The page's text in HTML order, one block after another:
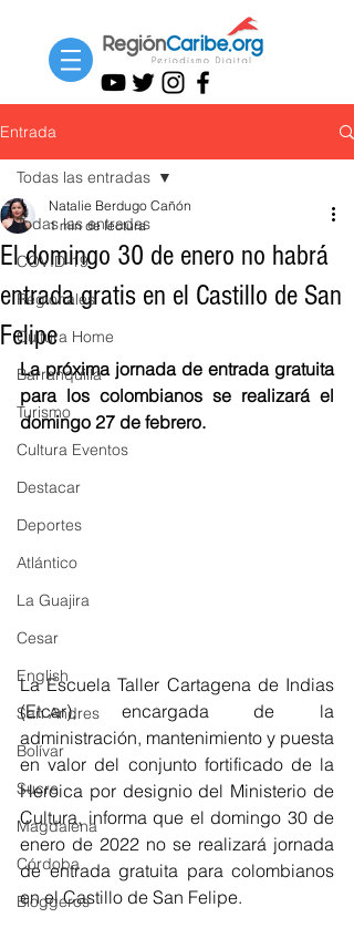
Entrada
Todas las entradas
COVID-19
Regionales
Cultura Home
Barranquilla
Turismo
Cultura Eventos
Destacar
Deportes
Atlántico
La Guajira
Cesar
English
San Andres
Bolívar
Sucre
Magdalena
Córdoba
Bloggeros
Todas las entradas
El domingo 30 de enero no habrá
entrada gratis en el Castillo de San
Felipe
Natalie Berdugo Cañón
1 min de lectura
La próxima jornada de entrada gratuita
para los colombianos se realizará el
domingo 27 de febrero.
La Escuela Taller Cartagena de Indias
(Etcar), encargada de la
administración, mantenimiento y puesta
en valor del conjunto fortificado de la
Heroica por designio del Ministerio de
Cultura, informa que el domingo 30 de
enero de 2022 no se realizará jornada
de entrada gratuita para colombianos
en el Castillo de San Felipe.